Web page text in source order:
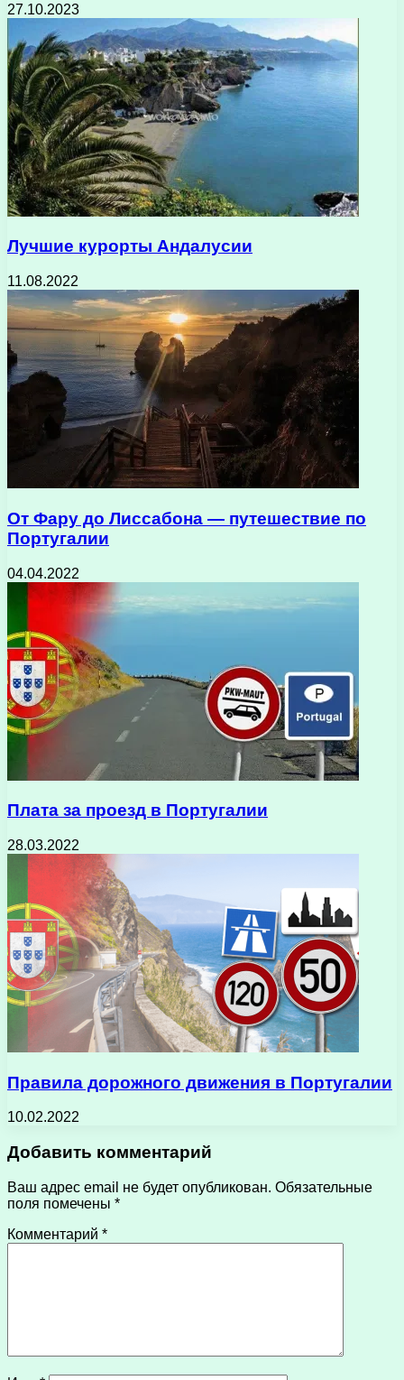
27.10.2023
Лучшие курорты Андалусии
11.08.2022
От Фару до Лиссабона — путешествие по
Португалии
04.04.2022
Плата за проезд в Португалии
28.03.2022
Правила дорожного движения в Португалии
10.02.2022
Добавить комментарий
Ваш адрес email не будет опубликован. Обязательные
поля помечены *
Комментарий *